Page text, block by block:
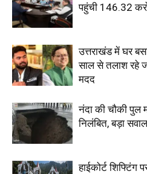
पहुंची 146.32
उत्तराखंड में घर
साल से तलाश रहे
मदद
नंदा की चौकी पुल
निलंबित, बड़ा
हाईकोर्ट